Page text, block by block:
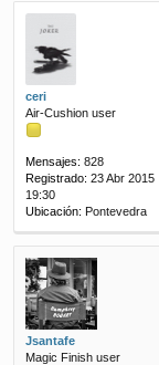
ceri
Air-Cushion user
Mensajes: 828
Registrado: 23 Abr 2015
19:30
Ubicación: Pontevedra
Jsantafe
Magic Finish user